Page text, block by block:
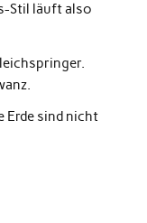
Stil läuft also
Erde sind nicht